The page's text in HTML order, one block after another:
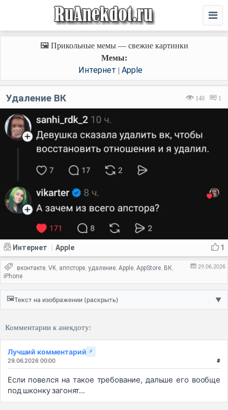
🖼️ Прикольные мемы — свежие картинки
Мемы:
Интернет | Apple
140 1
Удаление ВК
1
Интернет Apple
29.06.2026
вконтакте, VK, аппсторе, удаление, Apple, AppStore, ВК,
iPhone
🖼️Текст на изображении (раскрыть) ▼
Комментарии к анекдоту:
Лучший комментарий ⚡
29.06.2026 00:00 #
Если повелся на такое требование, дальше его вообще
под шконку загонят...